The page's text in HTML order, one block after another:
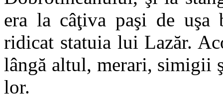
era la câţiva paşi de uşa
ridicat statuia lui Lazăr.
lângă altul, merari, simigii
lor.